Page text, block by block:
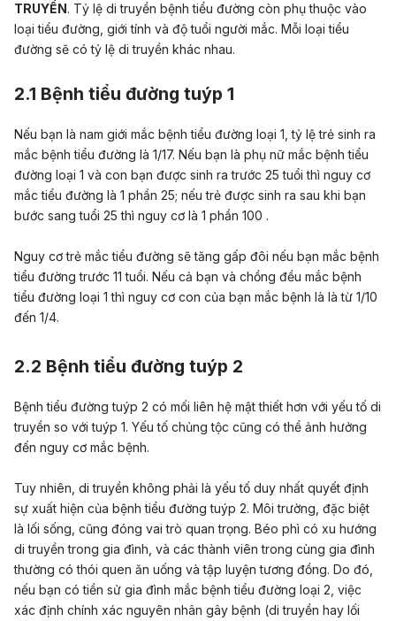
TRUYỀN. Tỷ lệ di truyền bệnh tiểu đường còn phụ thuộc vào
loại tiểu đường, giới tính và độ tuổi người mắc. Mỗi loại tiểu
đường sẽ có tỷ lệ di truyền khác nhau.
2.1 Bệnh tiểu đường tuýp 1
Nếu bạn là nam giới mắc bệnh tiểu đường loại 1, tỷ lệ trẻ sinh ra
mắc bệnh tiểu đường là 1/17. Nếu bạn là phụ nữ mắc bệnh tiểu
đường loại 1 và con bạn được sinh ra trước 25 tuổi thì nguy cơ
mắc tiểu đường là 1 phần 25; nếu trẻ được sinh ra sau khi bạn
bước sang tuổi 25 thì nguy cơ là 1 phần 100 .
Nguy cơ trẻ mắc tiểu đường sẽ tăng gấp đôi nếu bạn mắc bệnh
tiểu đường trước 11 tuổi. Nếu cả bạn và chồng đều mắc bệnh
tiểu đường loại 1 thì nguy cơ con của bạn mắc bệnh là là từ 1/10
đến 1/4.
2.2 Bệnh tiểu đường tuýp 2
Bệnh tiểu đường tuýp 2 có mối liên hệ mật thiết hơn với yếu tố di
truyền so với tuýp 1. Yếu tố chủng tộc cũng có thể ảnh hưởng
đến nguy cơ mắc bệnh.
Tuy nhiên, di truyền không phải là yếu tố duy nhất quyết định
sự xuất hiện của bệnh tiểu đường tuýp 2. Môi trường, đặc biệt
là lối sống, cũng đóng vai trò quan trọng. Béo phì có xu hướng
di truyền trong gia đình, và các thành viên trong cùng gia đình
thường có thói quen ăn uống và tập luyện tương đồng. Do đó,
nếu bạn có tiền sử gia đình mắc bệnh tiểu đường loại 2, việc
xác định chính xác nguyên nhân gây bệnh (di truyền hay lối